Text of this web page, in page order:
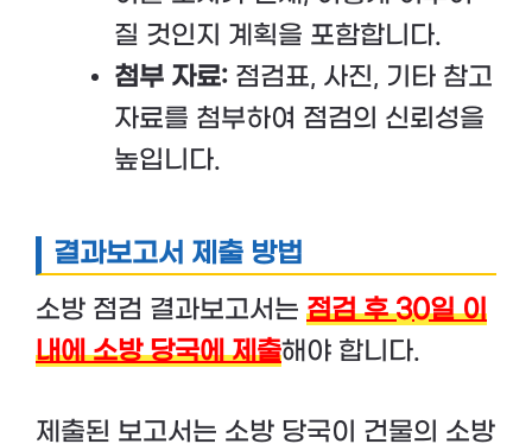
질 것인지 계획을 포함합니다.
첨부 자료: 점검표, 사진, 기타 참고
자료를 첨부하여 점검의 신뢰성을
높입니다.
결과보고서 제출 방법
소방 점검 결과보고서는 점검 후 30일 이
내에 소방 당국에 제출해야 합니다.
제출된 보고서는 소방 당국이 건물의 소방